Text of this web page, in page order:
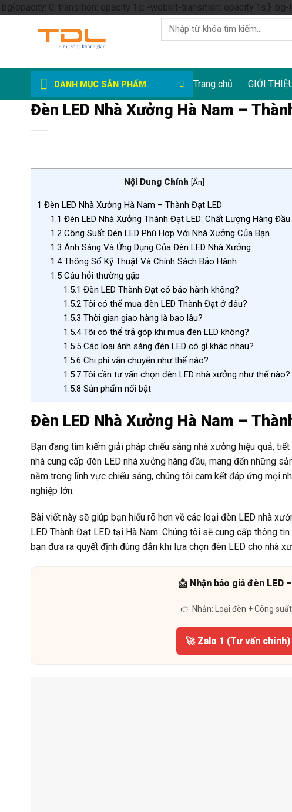
.bg{opacity: 0; transition: opacity 1s; -webkit-transition: opacity 1s;} .bg-
Tìm
kiếm:
DANH MỤC SẢN PHẨM Trang chủ GIỚI
Đèn LED Nhà Xưởng Hà Nam –
Nội Dung Chính [Ẩn]
1 Đèn LED Nhà Xưởng Hà Nam – Thành Đạt LED
1.1 Đèn LED Nhà Xưởng Thành Đạt LED: Chất Lượng Hàng Đầu
1.2Công Suất Đèn LED Phù Hợp Với Nhà Xưởng Của Bạn
1.3 Ánh Sáng Và Ứng Dụng Của Đèn LED Nhà Xưởng
1.4Thông Số Kỹ Thuật Và Chính Sách Bảo Hành
1.5Câu hỏi thường gặp
1.5.1 Đèn LED Thành Đạt có bảo hành không?
1.5.2 Tôi có thể mua đèn LED Thành Đạt ở đâu?
1.5.3 Thời gian giao hàng là bao lâu?
1.5.4Tôi có thể trả góp khi mua đèn LED không?
1.5.5 Các loại ánh sáng đèn LED có gì khác nhau?
1.5.6 Chi phí vận chuyển như thế nào?
1.5.7 Tôi cần tư vấn chọn đèn LED nhà xưởng như thế nào?
1.5.8 Sản phẩm nổi bật
Đèn LED Nhà Xưởng Hà Nam –
Bạn đang tìm kiếm giải pháp chiếu sáng nhà xưởng hiệu quả,
nhà cung cấp đèn LED nhà xưởng hàng đầu, mang đến những
năm trong lĩnh vực chiếu sáng, chúng tôi cam kết đáp ứng mọi
nghiệp lớn.
Bài viết này sẽ giúp bạn hiểu rõ hơn về các loại đèn LED nhà
LED Thành Đạt LED tại Hà Nam. Chúng tôi sẽ cung cấp thông
bạn đưa ra quyết định đúng đắn khi lựa chọn đèn LED cho nhà
📩 Nhận báo giá đèn LED
👉 Nhắn: Loại đèn + Công
🚀 Zalo 1 (Tư vấn chính)